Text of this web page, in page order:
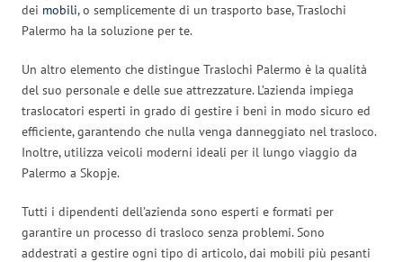
dei mobili, o semplicemente di un trasporto base, Traslochi
Palermo ha la soluzione per te.
Un altro elemento che distingue Traslochi Palermo è la qualità
del suo personale e delle sue attrezzature. L’azienda impiega
traslocatori esperti in grado di gestire i beni in modo sicuro ed
efficiente, garantendo che nulla venga danneggiato nel trasloco.
Inoltre, utilizza veicoli moderni ideali per il lungo viaggio da
Palermo a Skopje.
Tutti i dipendenti dell’azienda sono esperti e formati per
garantire un processo di trasloco senza problemi. Sono
addestrati a gestire ogni tipo di articolo, dai mobili più pesanti